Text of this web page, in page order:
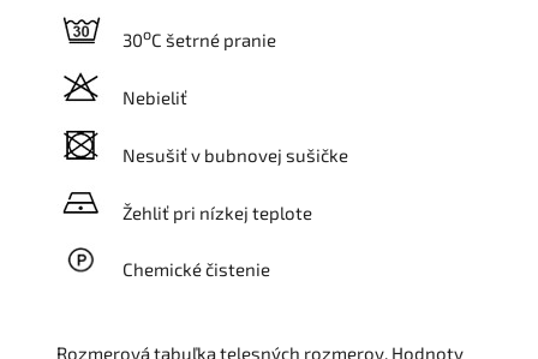
30oC šetrné pranie
Nebieliť
Nesušiť v bubnovej sušičke
Žehliť pri nízkej teplote
Chemické čistenie
Rozmerová tabuľka telesných rozmerov. Hodnoty